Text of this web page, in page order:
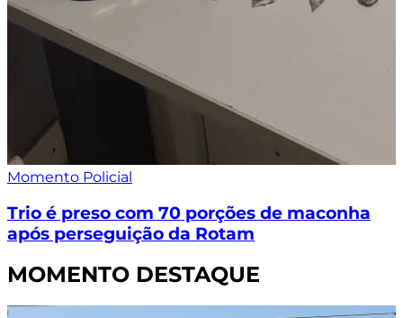
Momento Policial
Trio é preso com 70 porções de maconha
após perseguição da Rotam
MOMENTO DESTAQUE